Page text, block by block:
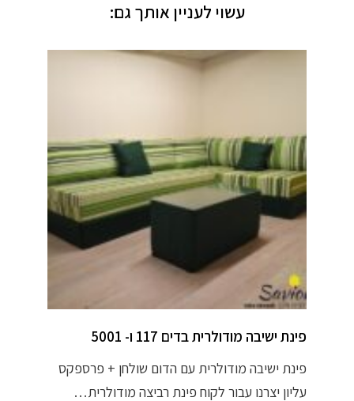
עשוי לעניין אותך גם:
פינת ישיבה מודולרית בדים 117 ו- 5001
פינת ישיבה מודולרית עם הדום שולחן + פרספקס
עליון יצרנו עבור לקוח פינת רביצה מודולרית…